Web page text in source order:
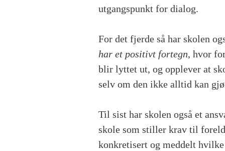
utgangspunkt for dialog.
For det fjerde så har skolen
har et positivt fortegn, hvor
blir lyttet ut, og opplever at
selv om den ikke alltid kan
Til sist har skolen også et
skole som stiller krav til
konkretisert og meddelt